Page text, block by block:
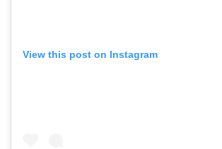
View this post on Instagram